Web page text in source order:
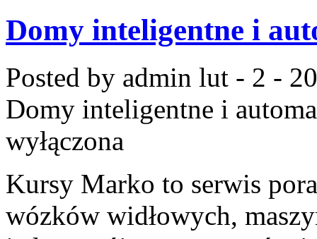
Domy inteligentne i
Posted by admin lut - 2 -
Domy inteligentne i
wyłączona
Kursy Marko to serwis
wózków widłowych,